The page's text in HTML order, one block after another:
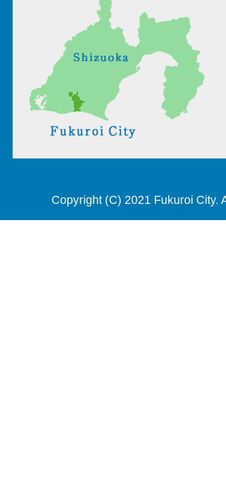
Copyright (C) 2021 Fukuroi City.